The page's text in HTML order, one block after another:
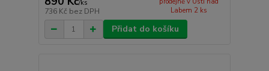
/ks
736 Kč bez DPH
Labem 2 ks
Přidat do košíku